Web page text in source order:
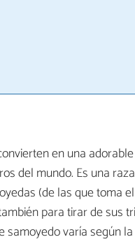
en una
del mundo. Es una raza
(de las que toma
para tirar de sus
samoyedo varía según